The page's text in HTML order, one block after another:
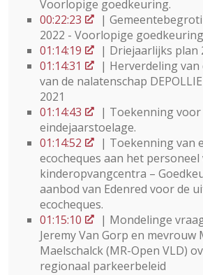
Voorlopige goedkeuring.
00:22:23
|
2022 - Voorlopige goedkeuring
01:14:19
| Driejaarlijks plan
01:14:31
| Herverdeling
van de nalatenschap
2021
01:14:43
| Toekenning voor
eindejaarstoelage.
01:14:52
| Toekenning van
ecocheques aan het personeel
kinderopvangcentra –
aanbod van Edenred voor de
ecocheques.
01:15:10
| Mondelinge
Jeremy Van Gorp en mevrouw
Maelschalck (MR-Open VLD)
regionaal parkeerbeleid